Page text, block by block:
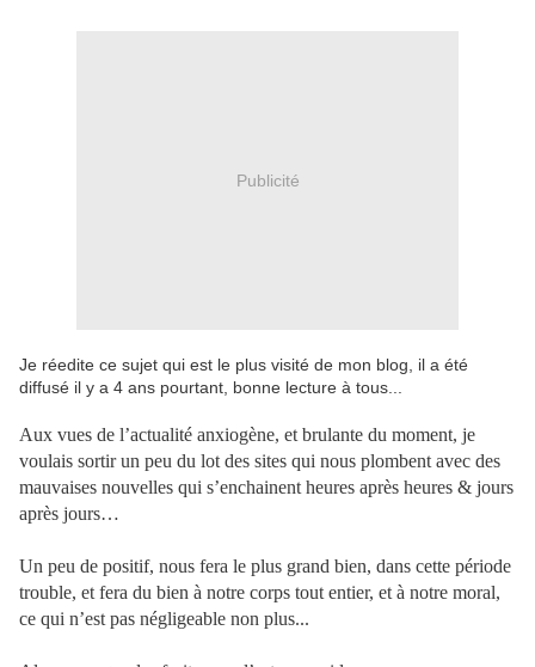
Publicité
Je réedite ce sujet qui est le plus visité de mon blog, il a été
diffusé il y a 4 ans pourtant, bonne lecture à tous...
Aux vues de l’actualité anxiogène, et brulante du moment, je
voulais sortir un peu du lot des sites qui nous plombent avec des
mauvaises nouvelles qui s’enchainent heures après heures & jours
après jours…
Un peu de positif, nous fera le plus grand bien, dans cette période
trouble, et fera du bien à notre corps tout entier, et à notre moral,
ce qui n’est pas négligeable non plus...